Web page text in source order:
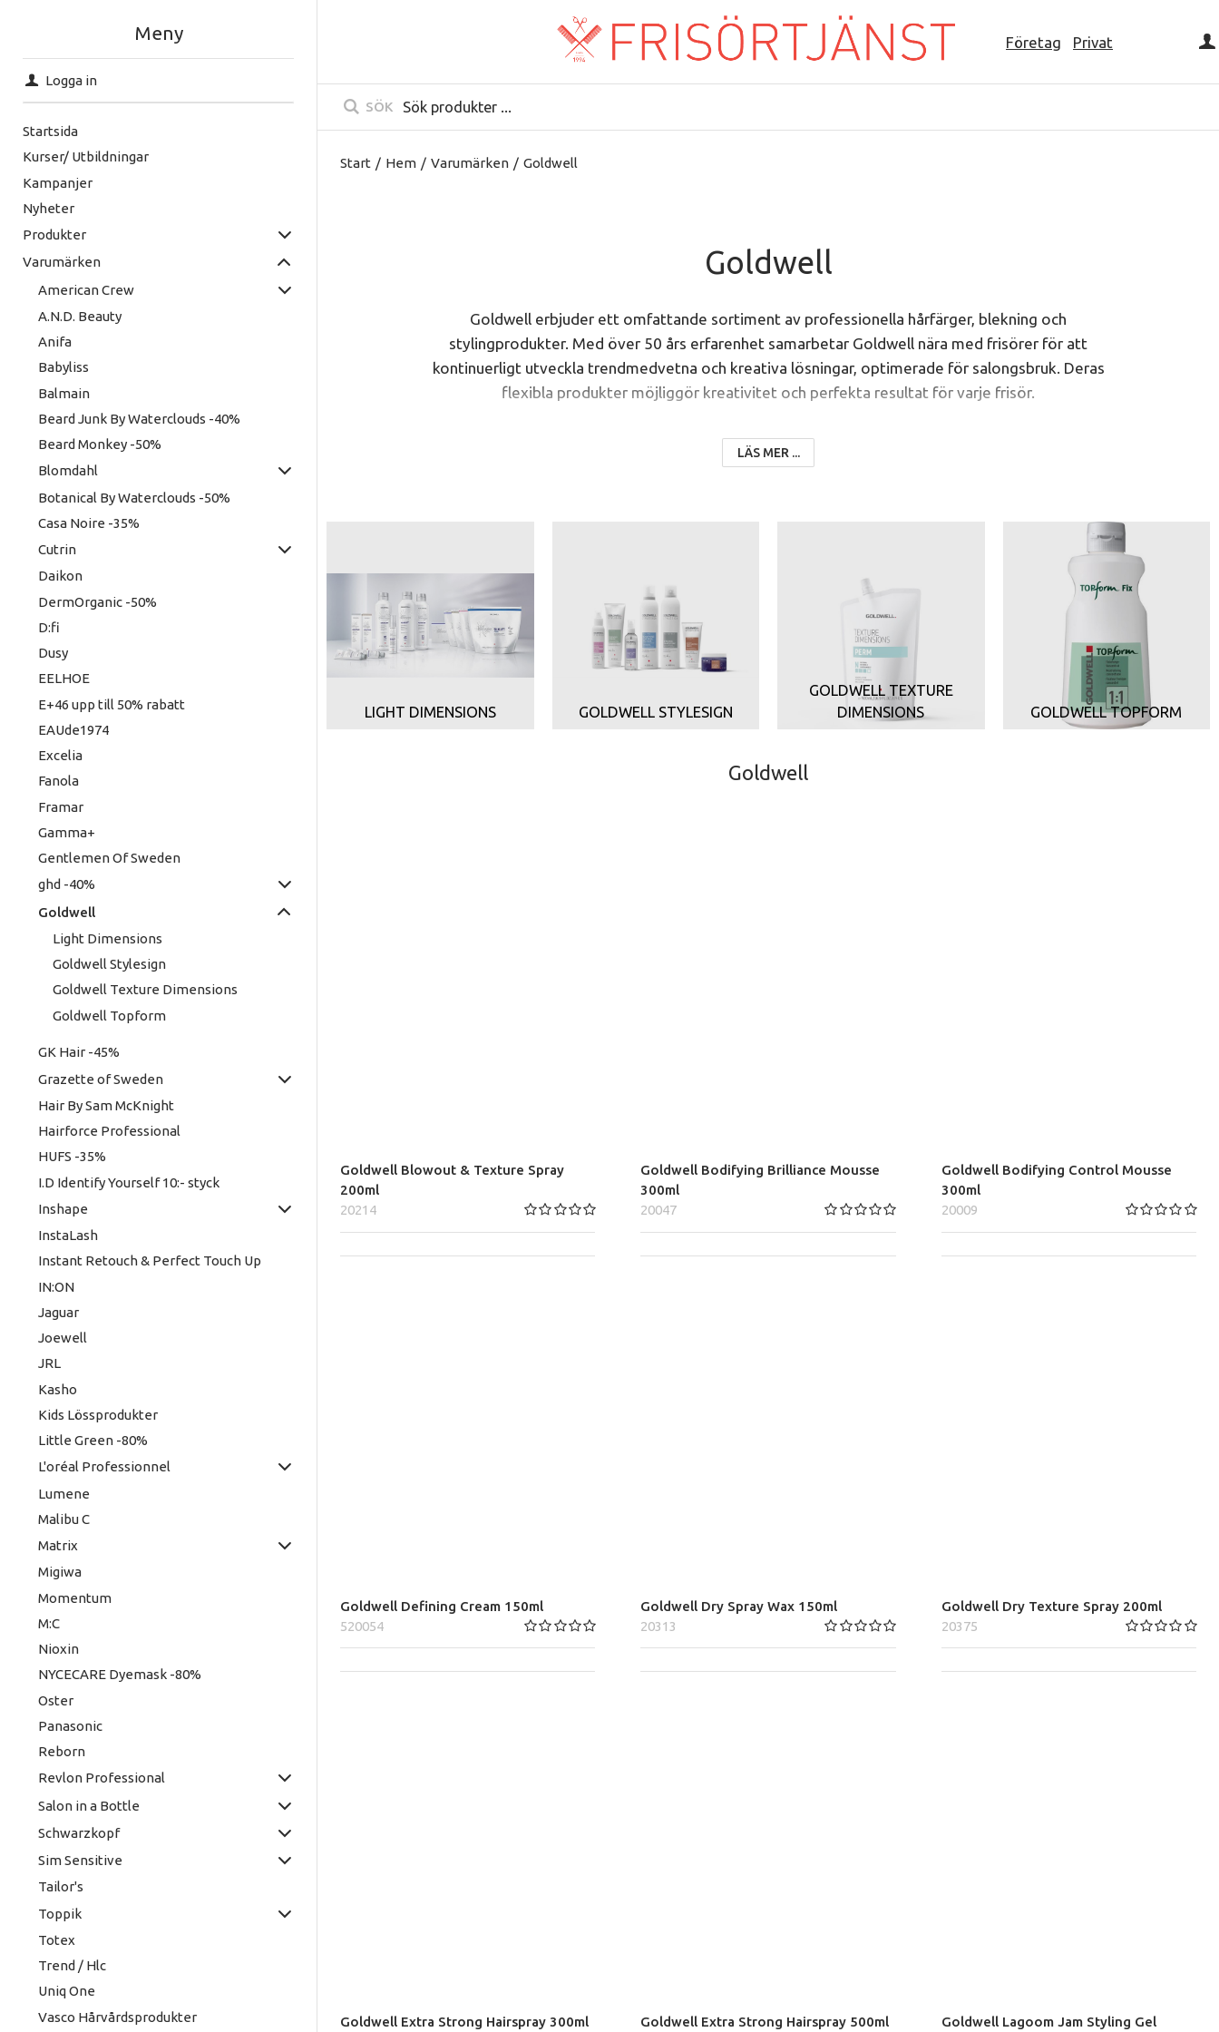
Meny
Logga in
Startsida
Kurser/ Utbildningar
Kampanjer
Nyheter
Produkter
Varumärken
American Crew
A.N.D. Beauty
Anifa
Babyliss
Balmain
Beard Junk By Waterclouds -40%
Beard Monkey -50%
Blomdahl
Botanical By Waterclouds -50%
Casa Noire -35%
Cutrin
Daikon
DermOrganic -50%
D:fi
Dusy
EELHOE
E+46 upp till 50% rabatt
EAUde1974
Excelia
Fanola
Framar
Gamma+
Gentlemen Of Sweden
ghd -40%
Goldwell
Light Dimensions
Goldwell Stylesign
Goldwell Texture Dimensions
Goldwell Topform
GK Hair -45%
Grazette of Sweden
Hair By Sam McKnight
Hairforce Professional
HUFS -35%
I.D Identify Yourself 10:- styck
Inshape
InstaLash
Instant Retouch & Perfect Touch Up
IN:ON
Jaguar
Joewell
JRL
Kasho
Kids Lössprodukter
Little Green -80%
L'oréal Professionnel
Lumene
Malibu C
Matrix
Migiwa
Momentum
M:C
Nioxin
NYCECARE Dyemask -80%
Oster
Panasonic
Reborn
Revlon Professional
Salon in a Bottle
Schwarzkopf
Sim Sensitive
Tailor's
Toppik
Totex
Trend / Hlc
Uniq One
Vasco Hårvårdsprodukter
Företag Privat
SÖK
Start / Hem / Varumärken / Goldwell
Goldwell
Goldwell erbjuder ett omfattande sortiment av professionella hårfärger, blekning och
stylingprodukter. Med över 50 års erfarenhet samarbetar Goldwell nära med frisörer för att
kontinuerligt utveckla trendmedvetna och kreativa lösningar, optimerade för salongsbruk. Deras
flexibla produkter möjliggör kreativitet och perfekta resultat för varje frisör.
LÄS MER ...
LIGHT DIMENSIONS GOLDWELL STYLESIGN
GOLDWELL TEXTURE
DIMENSIONS
GOLDWELL TOPFORM
Goldwell
Goldwell Blowout & Texture Spray
200ml
20214
Goldwell Bodifying Brilliance Mousse
300ml
20047
Goldwell Bodifying Control Mousse
300ml
20009
Goldwell Defining Cream 150ml
520054
Goldwell Dry Spray Wax 150ml
20313
Goldwell Dry Texture Spray 200ml
20375
Goldwell Extra Strong Hairspray 300ml
Goldwell Extra Strong Hairspray 500ml
Goldwell Lagoom Jam Styling Gel